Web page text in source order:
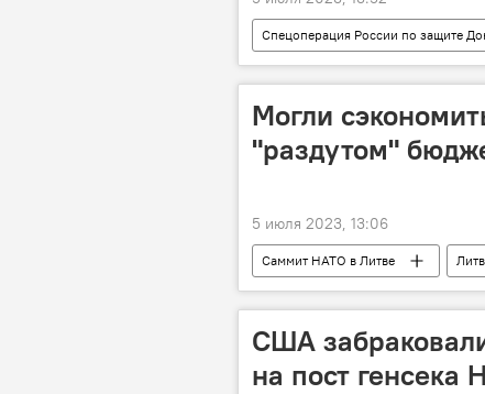
Спецоперация России по защите
Киев
МИД РФ
Могли
"раздутом"
5 июля 2023, 13:06
Саммит НАТО в Литве
США
на пост